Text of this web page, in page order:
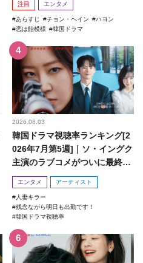
注目 エンタメ
あらすじ チョン・ヘイン
ハヨン
恋は飴模様
韓国ドラマ
2026.08.03
韓国ドラマ視聴率ランキング[2
026年7月第5週]｜ソ・イングク
主演のラブコメがついに最終
回！
エンタメ アーティスト
人妻キラー
残念ながら明日も出勤です！
韓国ドラマ視聴率